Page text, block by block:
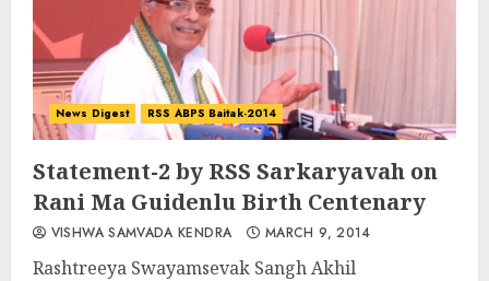
News Digest RSS ABPS Baitak-2014
Statement-2 by RSS Sarkaryavah on
Rani Ma Guidenlu Birth Centenary
VISHWA SAMVADA KENDRA MARCH 9, 2014
Rashtreeya Swayamsevak Sangh Akhil